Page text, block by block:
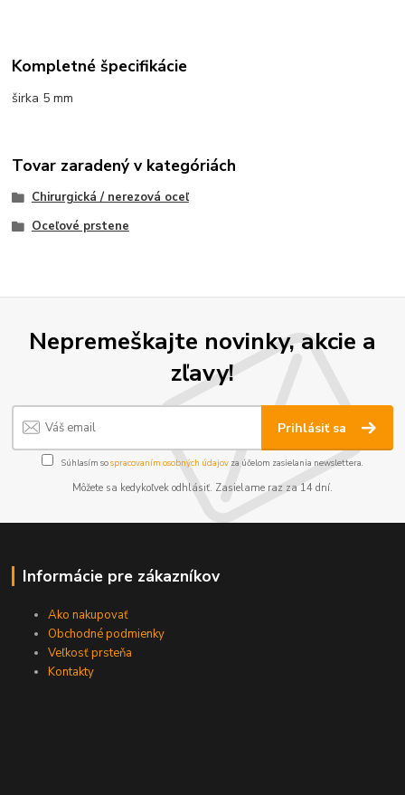
Kompletné špecifikácie
širka 5 mm
Tovar zaradený v kategóriách
Chirurgická / nerezová oceľ
Oceľové prstene
Nepremeškajte novinky, akcie a
zľavy!
Prihlásiť sa
Súhlasím sospracovaním osobných údajov za účelom zasielania newslettera.
Môžete sa kedykoľvek odhlásiť. Zasielame raz za 14 dní.
Informácie pre zákazníkov
Ako nakupovať
Obchodné podmienky
Veľkosť prsteňa
Kontakty